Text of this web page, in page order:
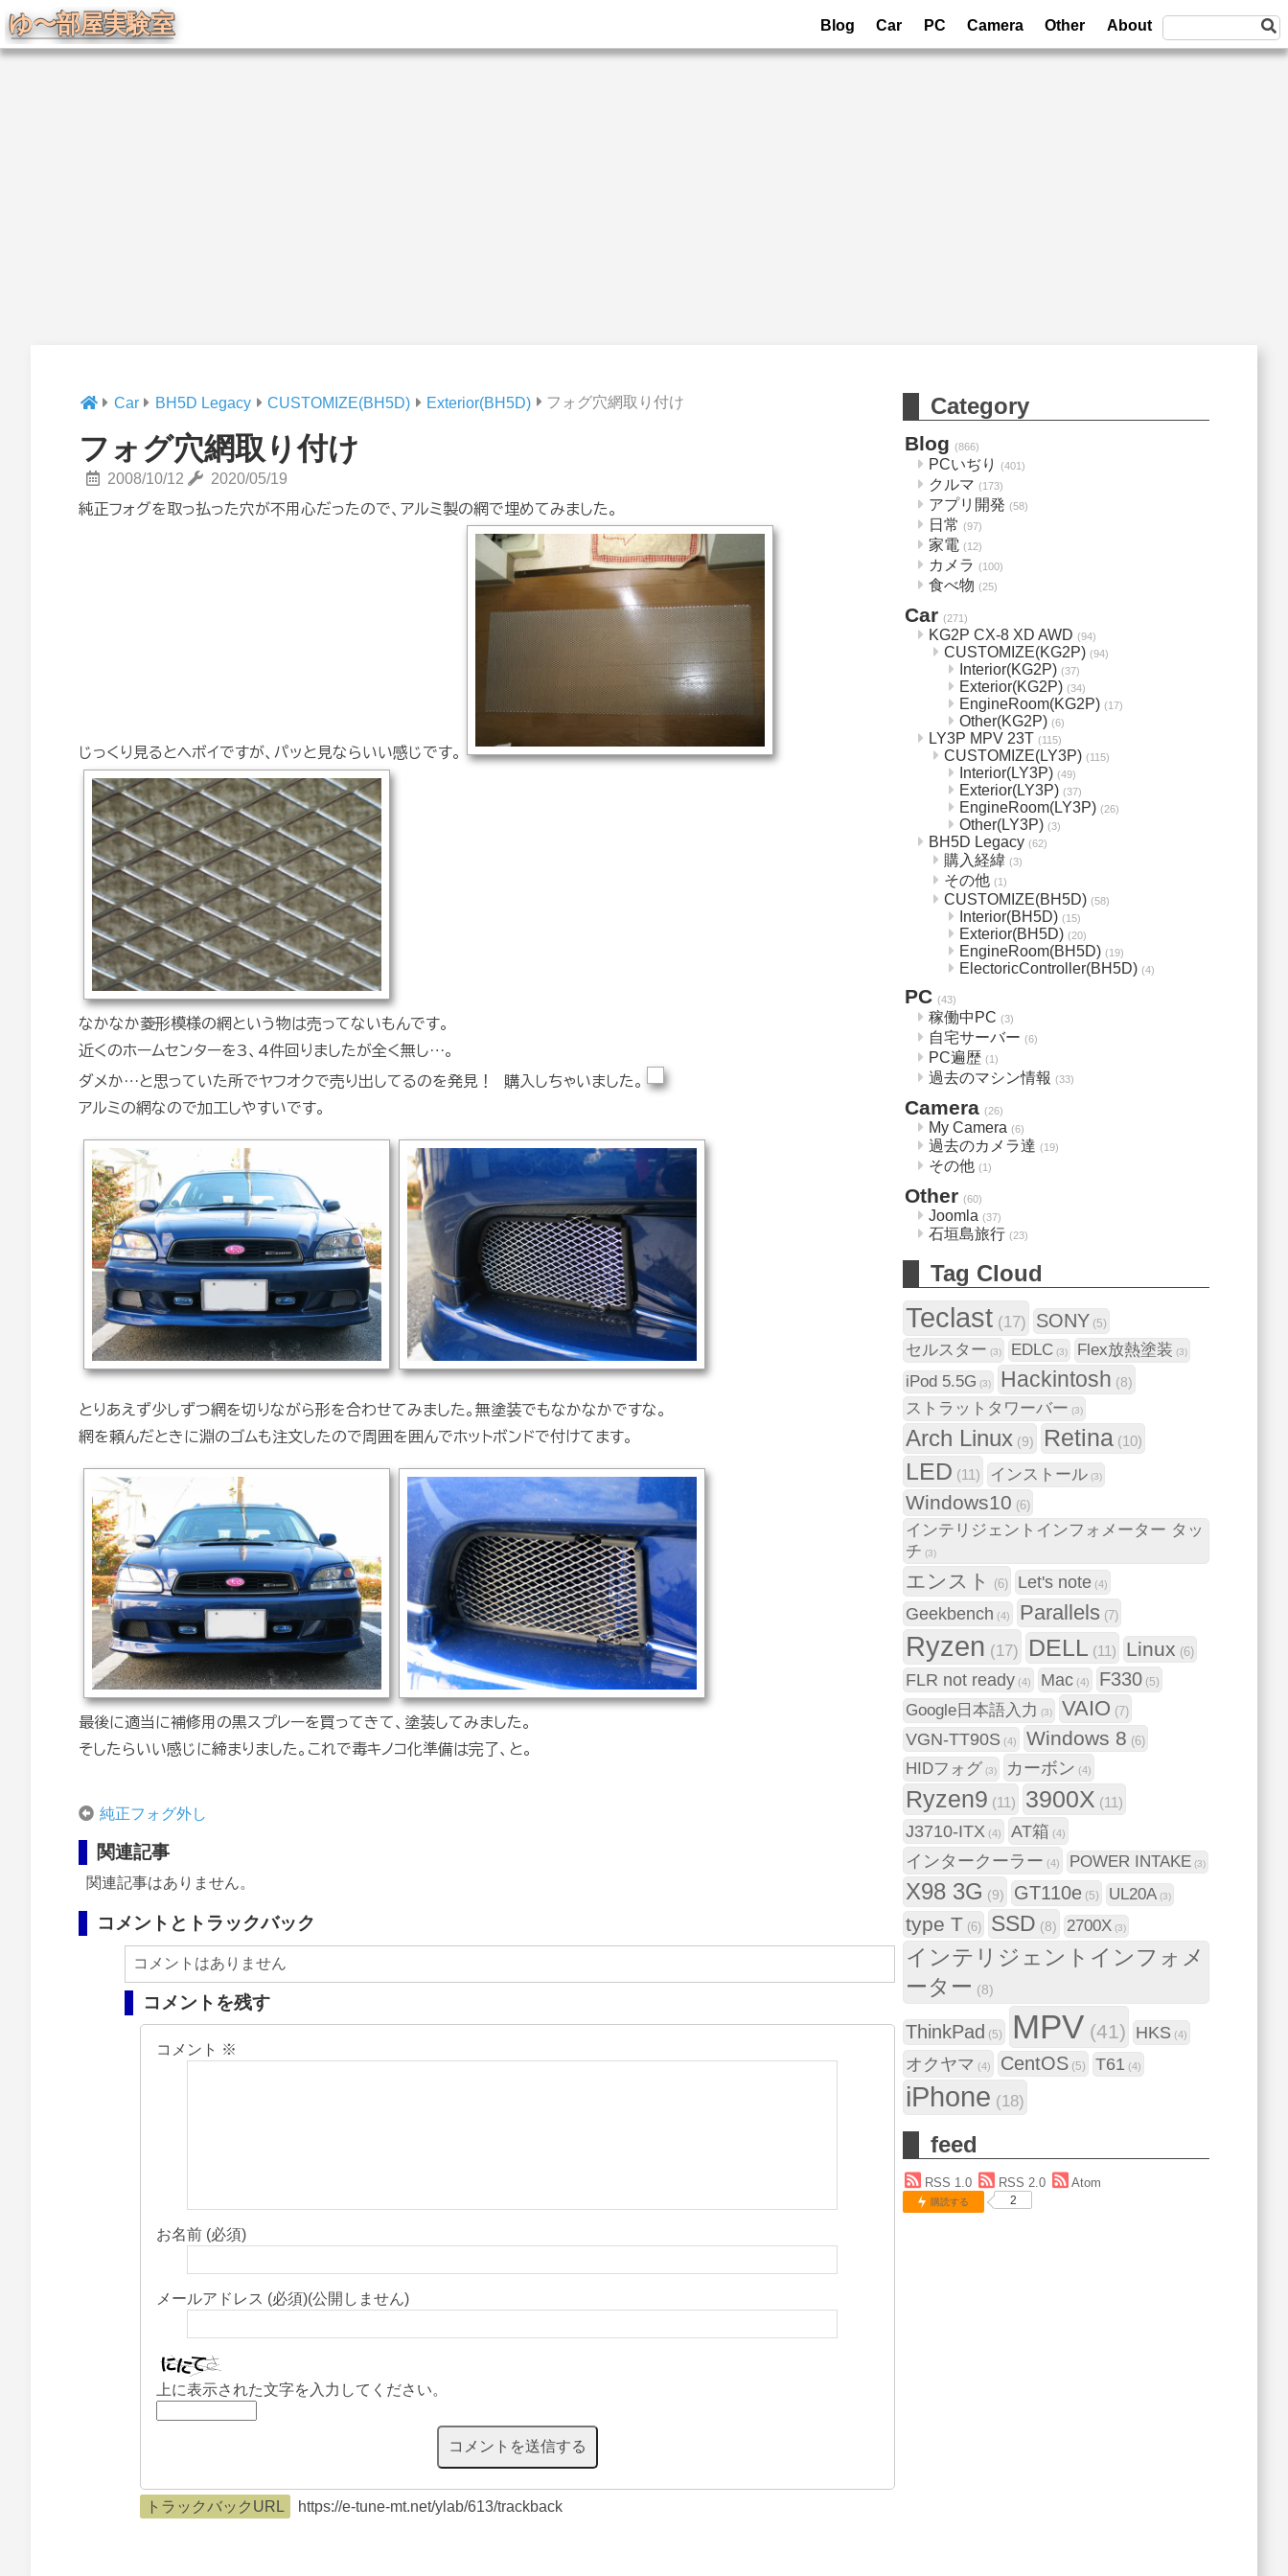
Blog Car PC Camera Other About
Car BH5D Legacy CUSTOMIZE(BH5D) Exterior(BH5D) フォグ穴網取り付け
フォグ穴網取り付け
2008/10/12 2020/05/19
純正フォグを取っ払った穴が不用心だったので、アルミ製の網で埋めてみました。
じっくり見るとヘボイですが、パッと見ならいい感じです。
なかなか菱形模様の網という物は売ってないもんです。
近くのホームセンターを3、4件回りましたが全く無し…。
ダメか…と思っていた所でヤフオクで売り出してるのを発見！ 購入しちゃいました。
アルミの網なので加工しやすいです。
とりあえず少しずつ網を切りながら形を合わせてみました。無塗装でもなかなかですな。
網を頼んだときに淵のゴムも注文したので周囲を囲んでホットボンドで付けてます。
最後に適当に補修用の黒スプレーを買ってきて、塗装してみました。
そしたらいい感じに締まりました。これで毒キノコ化準備は完了、と。
純正フォグ外し
関連記事
関連記事はありません。
コメントとトラックバック
コメントはありません
コメントを残す
コメント ※
お名前 (必須)
メールアドレス (必須)(公開しません)
上に表示された文字を入力してください。
トラックバックURL https://e-tune-mt.net/ylab/613/trackback
Category
Blog (866)
PCいぢり (401)
クルマ (173)
アプリ開発 (58)
日常 (97)
家電 (12)
カメラ (100)
食べ物 (25)
Car (271)
KG2P CX-8 XD AWD (94)
CUSTOMIZE(KG2P) (94)
Interior(KG2P) (37)
Exterior(KG2P) (34)
EngineRoom(KG2P) (17)
Other(KG2P) (6)
LY3P MPV 23T (115)
CUSTOMIZE(LY3P) (115)
Interior(LY3P) (49)
Exterior(LY3P) (37)
EngineRoom(LY3P) (26)
Other(LY3P) (3)
BH5D Legacy (62)
購入経緯 (3)
その他 (1)
CUSTOMIZE(BH5D) (58)
Interior(BH5D) (15)
Exterior(BH5D) (20)
EngineRoom(BH5D) (19)
ElectoricController(BH5D) (4)
PC (43)
稼働中PC (3)
自宅サーバー (6)
PC遍歴 (1)
過去のマシン情報 (33)
Camera (26)
My Camera (6)
過去のカメラ達 (19)
その他 (1)
Other (60)
Joomla (37)
石垣島旅行 (23)
Tag Cloud
Teclast (17) SONY (5)
セルスター (3) EDLC (3) Flex放熱塗装 (3)
iPod 5.5G (3) Hackintosh (8)
ストラットタワーバー (3)
Arch Linux (9) Retina (10)
LED (11) インストール (3)
Windows10 (6)
インテリジェントインフォメーター タッ
チ (3)
エンスト (6) Let's note (4)
Geekbench (4) Parallels (7)
Ryzen (17) DELL (11) Linux (6)
FLR not ready (4) Mac (4) F330 (5)
Google日本語入力 (3) VAIO (7)
VGN-TT90S (4) Windows 8 (6)
HIDフォグ (3) カーボン (4)
Ryzen9 (11) 3900X (11)
J3710-ITX (4) AT箱 (4)
インタークーラー (4) POWER INTAKE (3)
X98 3G (9) GT110e (5) UL20A (3)
type T (6) SSD (8) 2700X (3)
インテリジェントインフォメ
ーター (8)
ThinkPad (5) MPV (41) HKS (4)
オクヤマ (4) CentOS (5) T61 (4)
iPhone (18)
feed
RSS 1.0 RSS 2.0 Atom
購読する 2